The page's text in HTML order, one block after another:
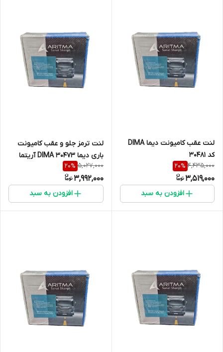
لنت عقب کامیونت دیما DIMA
کد 30481
4,435,000
20%
3,519,000
افزودن به سبد
لنت ترمز جلو و عقب کامیونت
باری دیما DIMA 30473 آریتما
5,027,000
20%
3,992,000
افزودن به سبد